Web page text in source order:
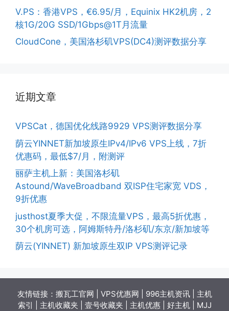
V.PS：香港VPS，€6.95/月，Equinix HK2机房，2
核1G/20G SSD/1Gbps@1T月流量
CloudCone，美国洛杉矶VPS(DC4)测评数据分享
近期文章
VPSCat，德国优化线路9929 VPS测评数据分享
荫云YINNET新加坡原生IPv4/IPv6 VPS上线，7折
优惠码，最低$7/月，附测评
丽萨主机上新：美国洛杉矶
Astound/WaveBroadband 双ISP住宅家宽 VDS，
9折优惠
justhost夏季大促，不限流量VPS，最高5折优惠，
30个机房可选，阿姆斯特丹/洛杉矶/东京/新加坡等
荫云(YINNET) 新加坡原生双IP VPS测评记录
友情链接： 搬瓦工官网 VPS优惠网 996主机资讯| 主机
索引
主机收藏夹 壹号收藏夹 主机优惠| 好主机| MJJ